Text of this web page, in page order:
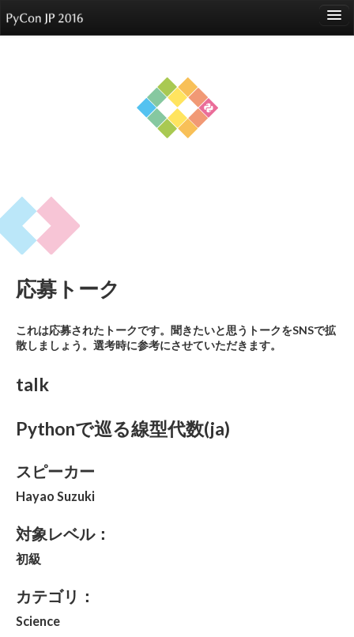
Sponsors
Participants
Reports
応募トーク
これは応募されたトークです。聞きたいと思うトークをSNSで拡
散しましょう。選考時に参考にさせていただきます。
talk
Pythonで巡る線型代数(ja)
スピーカー
Hayao Suzuki
対象レベル：
初級
カテゴリ：
Science